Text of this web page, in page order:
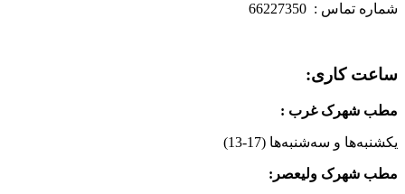
شماره تماس : 66227350
ساعت کاری:
مطب شهرک غرب :
یکشنبه‌ها و سه‌شنبه‌ها (17-13)
مطب شهرک ولیعصر: